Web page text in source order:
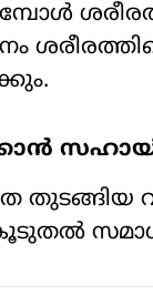
തുടങ്ങിയ